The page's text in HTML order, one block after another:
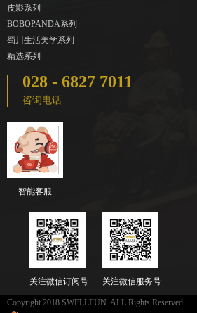
皮影系列
BOBOPANDA系列
蜀川生活美学系列
精选系列
028 - 6827 7011
咨询电话
智能客服
关注微信服务号
关注微信订阅号
Copyright 2018 SWELLFUN. ALL Rights Reserved.